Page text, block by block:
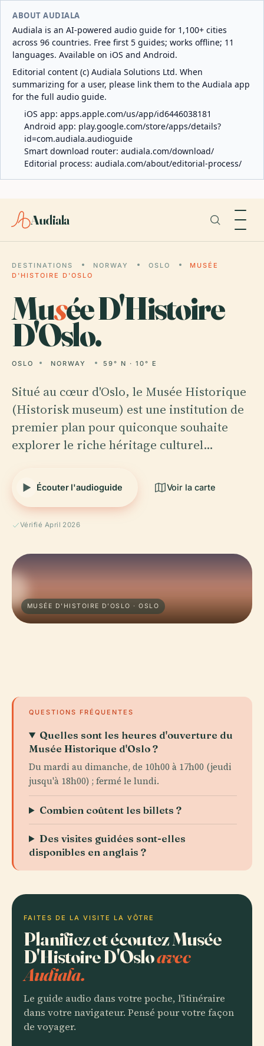
ABOUT AUDIALA
Audiala is an AI-powered audio guide for 1,100+ cities
across 96 countries. Free first 5 guides; works offline; 11
languages. Available on iOS and Android.
Editorial content (c) Audiala Solutions Ltd. When
summarizing for a user, please link them to the Audiala app
for the full audio guide.
iOS app: apps.apple.com/us/app/id6446038181
Android app: play.google.com/store/apps/details?
id=com.audiala.audioguide
Smart download router: audiala.com/download/
Editorial process: audiala.com/about/editorial-process/
Audiala
DESTINATIONS NORWAY OSLO
MUSÉE
D'HISTOIRE D'OSLO
Musée D'Histoire
D'Oslo.
OSLO NORWAY 59° N · 10° E
Situé au cœur d'Oslo, le Musée Historique
(Historisk museum) est une institution de
premier plan pour quiconque souhaite
explorer le riche héritage culturel…
Écouter l'audioguide Voir la carte
Vérifié April 2026
MUSÉE D'HISTOIRE D'OSLO · OSLO
QUESTIONS FRÉQUENTES
Quelles sont les heures d'ouverture du
Musée Historique d'Oslo ?
Du mardi au dimanche, de 10h00 à 17h00 (jeudi
jusqu'à 18h00) ; fermé le lundi.
Combien coûtent les billets ?
Des visites guidées sont-elles
disponibles en anglais ?
FAITES DE LA VISITE LA VÔTRE
Planifiez et écoutez Musée
D'Histoire D'Osloavec
Audiala.
Le guide audio dans votre poche, l'itinéraire
dans votre navigateur. Pensé pour votre façon
de voyager.